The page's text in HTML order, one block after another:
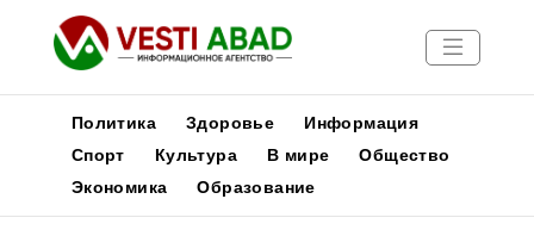
Новости
Политика Здоровье
Информация
Спорт
Культура В мире
Общество
Экономика
Образование